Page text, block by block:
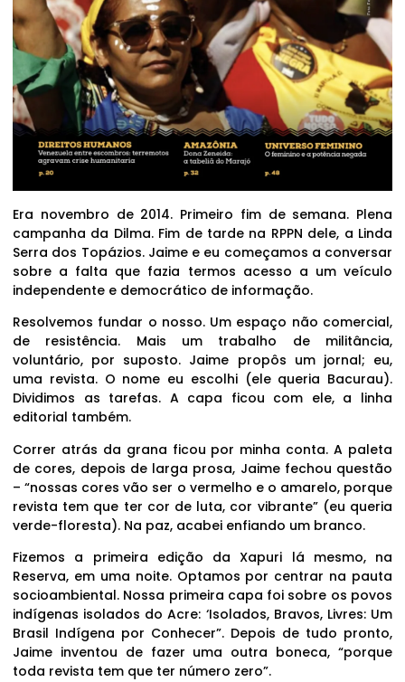
Era novembro de 2014. Primeiro fim de semana. Plena
campanha da Dilma. Fim de tarde na RPPN dele, a Linda
Serra dos Topázios. Jaime e eu começamos a conversar
sobre a falta que fazia termos acesso a um veículo
independente e democrático de informação.
Resolvemos fundar o nosso. Um espaço não comercial,
de resistência. Mais um trabalho de militância,
voluntário, por suposto. Jaime propôs um jornal; eu,
uma revista. O nome eu escolhi (ele queria Bacurau).
Dividimos as tarefas. A capa ficou com ele, a linha
editorial também.
Correr atrás da grana ficou por minha conta. A paleta
de cores, depois de larga prosa, Jaime fechou questão
– “nossas cores vão ser o vermelho e o amarelo, porque
revista tem que ter cor de luta, cor vibrante” (eu queria
verde-floresta). Na paz, acabei enfiando um branco.
Fizemos a primeira edição da Xapuri lá mesmo, na
Reserva, em uma noite. Optamos por centrar na pauta
socioambiental. Nossa primeira capa foi sobre os povos
indígenas isolados do Acre: ‘Isolados, Bravos, Livres: Um
Brasil Indígena por Conhecer”. Depois de tudo pronto,
Jaime inventou de fazer uma outra boneca, “porque
toda revista tem que ter número zero”.